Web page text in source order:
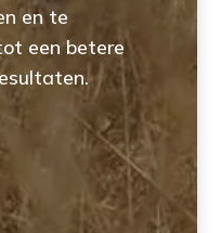
en te
een betere